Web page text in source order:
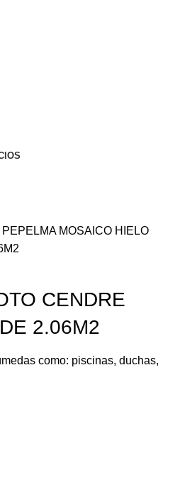
PEPELMA MOSAICO HIELO
CENDRE
2.06M2
como: piscinas, duchas,